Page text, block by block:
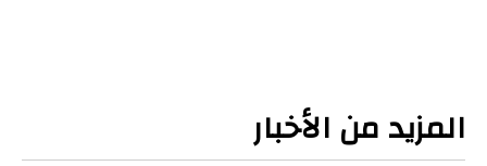
المزيد من الأخبار